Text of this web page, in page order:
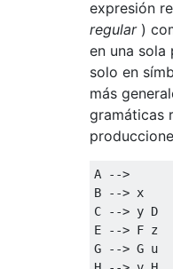
expresión
regular)
en una sola
solo en
más
gramáticas
A -->
B --> x
C --> y D
E --> F z
G --> G u